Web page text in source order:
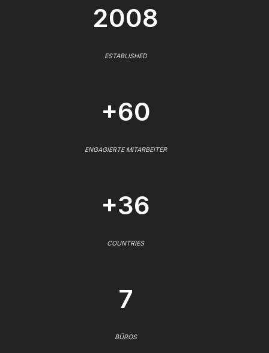
2008
ESTABLISHED
+60
ENGAGIERTE MITARBEITER
+36
COUNTRIES
7
BÜROS